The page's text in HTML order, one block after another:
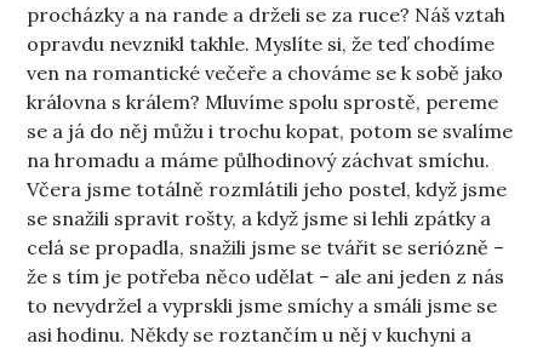
procházky a na rande a drželi se za ruce? Náš vztah
opravdu nevznikl takhle. Myslíte si, že teď chodíme
ven na romantické večeře a chováme se k sobě jako
královna s králem? Mluvíme spolu sprostě, pereme
se a já do něj můžu i trochu kopat, potom se svalíme
na hromadu a máme půlhodinový záchvat smíchu.
Včera jsme totálně rozmlátili jeho postel, když jsme
se snažili spravit rošty, a když jsme si lehli zpátky a
celá se propadla, snažili jsme se tvářit se seriózně –
že s tím je potřeba něco udělat – ale ani jeden z nás
to nevydržel a vyprskli jsme smíchy a smáli jsme se
asi hodinu. Někdy se roztančím u něj v kuchyni a